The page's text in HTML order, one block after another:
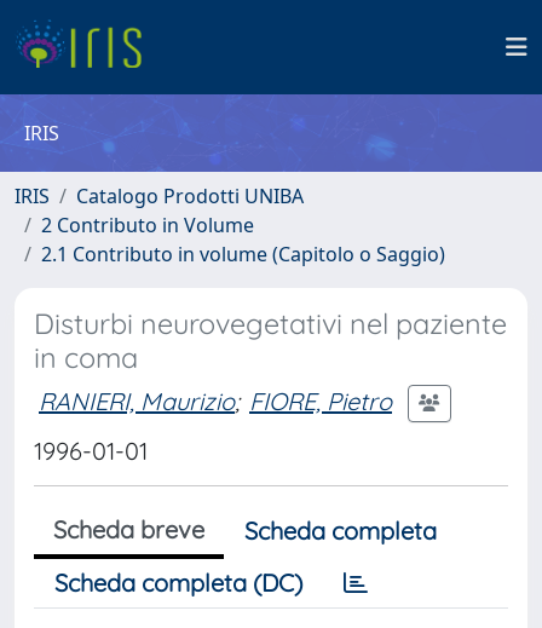
IRIS
IRIS
Catalogo Prodotti UNIBA
2 Contributo in Volume
2.1 Contributo in volume (Capitolo o Saggio)
Disturbi neurovegetativi nel paziente
in coma
RANIERI, Maurizio; FIORE, Pietro
1996-01-01
Scheda breve
Scheda completa
Scheda completa (DC)